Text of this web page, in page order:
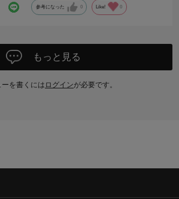
参考になった 0 Like! 0
もっと見る
を書くには ログインが必要です。